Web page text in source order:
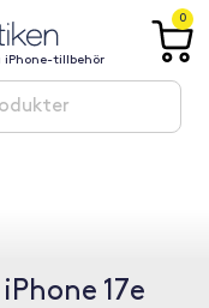
iPhone-tillbehör
0
17e